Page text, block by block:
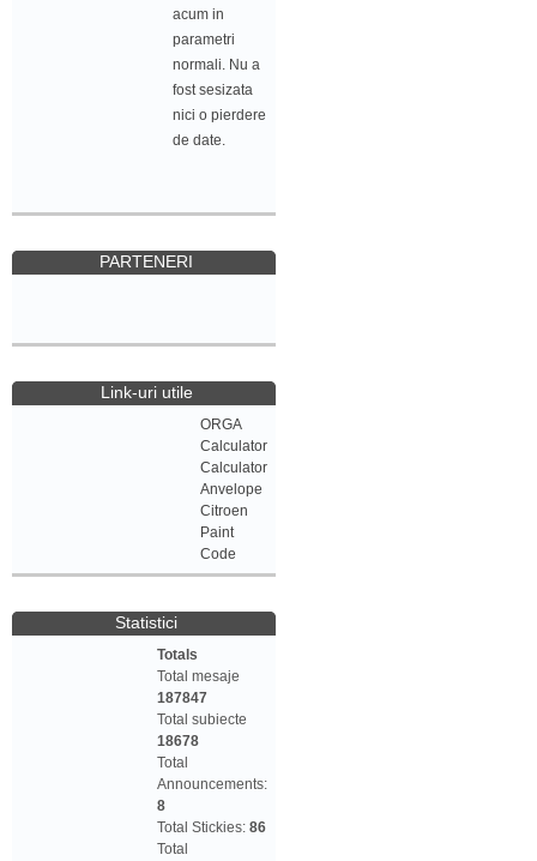
acum in
parametri
normali. Nu a
fost sesizata
nici o pierdere
de date.
PARTENERI
Link-uri utile
ORGA
Calculator
Calculator
Anvelope
Citroen
Paint
Code
Statistici
Totals
Total mesaje
187847
Total subiecte
18678
Total
Announcements:
8
Total Stickies: 86
Total